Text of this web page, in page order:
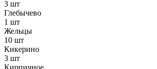
3 шт
Глебычево
1 шт
Жельцы
10 шт
Кикерино
3 шт